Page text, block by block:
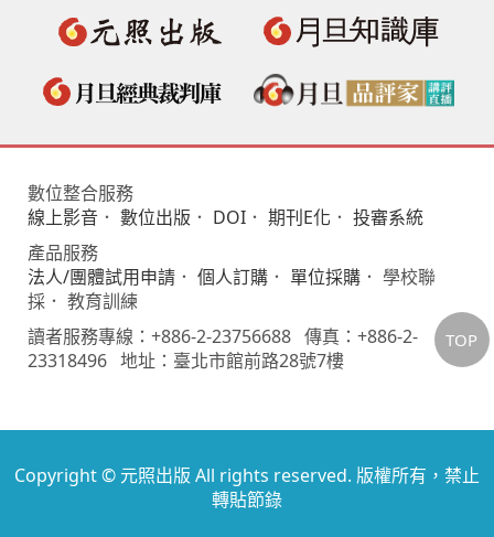
數位整合服務
線上影音 ． 數位出版 ． DOI ． 期刊E化 ． 投審系統
產品服務
法人/團體試用申請 ． 個人訂購 ． 單位採購 ． 學校聯
採． 教育訓練
讀者服務專線：+886-2-23756688 傳真：+886-2-
23318496 地址：臺北市館前路28號7樓
Copyright © 元照出版 All rights reserved. 版權所有，禁止
轉貼節錄
TOP